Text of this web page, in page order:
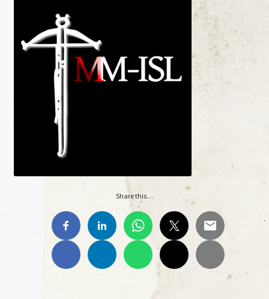
Materiale Scuola-Lavoro Liceo “C. Lorenzini”
Anno Scolastico 2017/2018
Materiale Scuola-Lavoro Liceo “C. Lorenzini”
Ante Litteram
Ante Litteram, 1, 2018
Ante Litteram, 3, 2026
Archivi Multimediali
Share this…